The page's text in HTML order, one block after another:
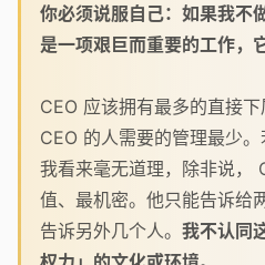
你必须说服自己：如果我不
是一项艰巨而重要的工作，
CEO 应该拥有最多的直接
CEO 的人需要的管理最少
我看来毫无道理，除非说，
值、最机密。他只能告诉给
告诉另外几个人。我不认同